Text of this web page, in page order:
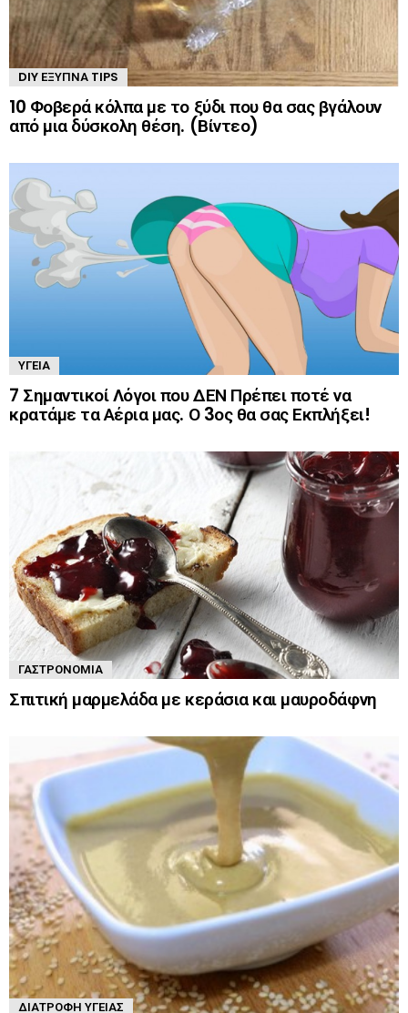
DIY ΈΞΥΠΝΑ TIPS
10 Φοβερά κόλπα με το ξύδι που θα σας βγάλουν
από μια δύσκολη θέση. (Βίντεο)
ΥΓΕΊΑ
7 Σημαντικοί Λόγοι που ΔΕΝ Πρέπει ποτέ να
κρατάμε τα Αέρια μας. Ο 3ος θα σας Εκπλήξει!
ΓΑΣΤΡΟΝΟΜΊΑ
Σπιτική μαρμελάδα με κεράσια και μαυροδάφνη
ΔΙΑΤΡΟΦΉ ΥΓΕΊΑΣ